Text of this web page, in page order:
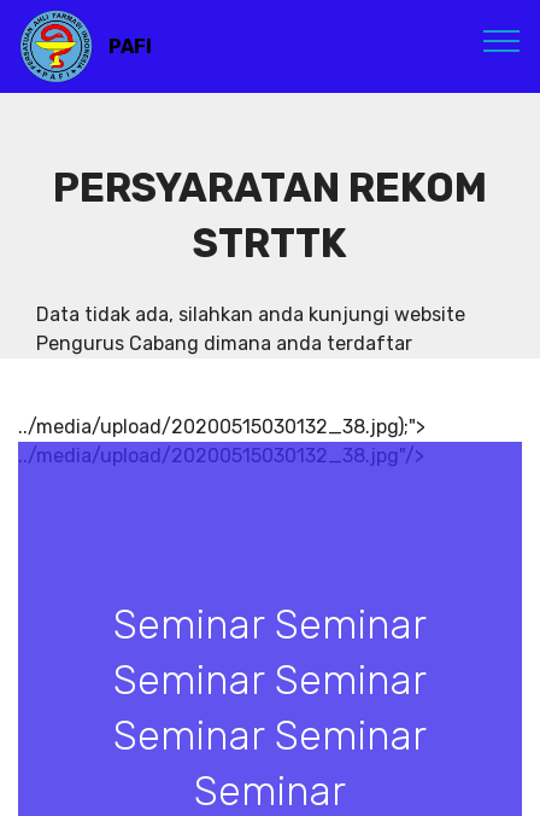
PAFI
PERSYARATAN REKOM
STRTTK
Data tidak ada, silahkan anda kunjungi website
Pengurus Cabang dimana anda terdaftar
../media/upload/20200515030132_38.jpg);">
../media/upload/20200515030132_38.jpg"/>
Seminar Seminar
Seminar Seminar
Seminar Seminar
Seminar